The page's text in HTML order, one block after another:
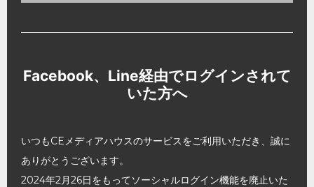
Facebook、Line経由でログインされて
いた方へ
いつもCEメディアハウスのサービスをご利用いただき、誠に
ありがとうございます。
2024年2月26日をもってソーシャルログイン機能を廃止いた